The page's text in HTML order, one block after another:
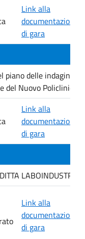
Link alla
documentazione
di gara
piano delle indagini
del Nuovo Policlinico
Link alla
documentazione
di gara
LABOINDUSTRIA
Link alla
documentazione
di gara